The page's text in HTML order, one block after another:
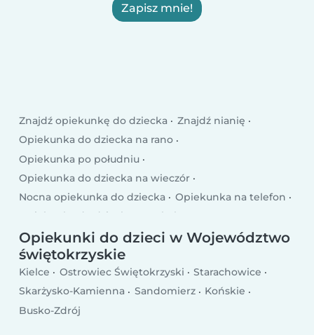
Zapisz mnie!
Znajdź opiekunkę do dziecka
Znajdź nianię
Opiekunka do dziecka na rano
Opiekunka po południu
Opiekunka do dziecka na wieczór
Nocna opiekunka do dziecka
Opiekunka na telefon
Opiekunka do dziecka po szkole
Opiekunka do dziecka w dni powszednie
Opiekunka weekendowa
Opiekunki do dzieci w Województwo
świętokrzyskie
Kielce Ostrowiec Świętokrzyski
Starachowice
Skarżysko-Kamienna
Sandomierz
Końskie
Busko-Zdrój